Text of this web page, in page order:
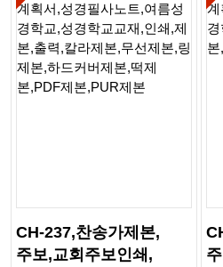
CH-237,찬송가제본,
주보,교회주보인쇄,